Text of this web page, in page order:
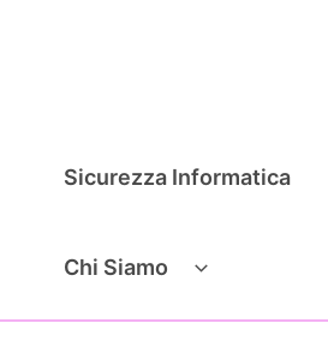
Sicurezza Informatica
Chi Siamo